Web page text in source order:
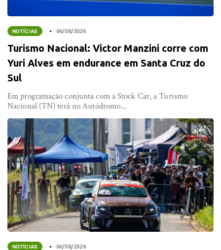
NOTÍCIAS 06/08/2026
Turismo Nacional: Victor Manzini corre com
Yuri Alves em endurance em Santa Cruz do
Sul
Em programação conjunta com a Stock Car, a Turismo
Nacional (TN) terá no Autódromo...
NOTÍCIAS 06/08/2026